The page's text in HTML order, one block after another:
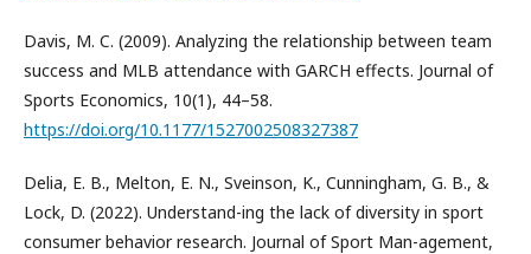
Davis, M. C. (2009). Analyzing the relationship between team
success and MLB attendance with GARCH effects. Journal of
Sports Economics, 10(1), 44–58.
https://doi.org/10.1177/1527002508327387
Delia, E. B., Melton, E. N., Sveinson, K., Cunningham, G. B., &
Lock, D. (2022). Understand-ing the lack of diversity in sport
consumer behavior research. Journal of Sport Man-agement,